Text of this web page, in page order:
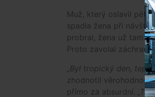
Muž, který oslavil
spadla žena při
probral, žena už tam
Proto zavolal
„Byl tropický den,
zhodnotil věrohodnost
přímo za absurdní.